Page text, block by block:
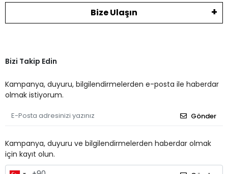
Bize Ulaşın
Bizi Takip Edin
Kampanya, duyuru, bilgilendirmelerden e-posta ile haberdar
olmak istiyorum.
Gönder
Kampanya, duyuru ve bilgilendirmelerden haberdar olmak
için kayıt olun.